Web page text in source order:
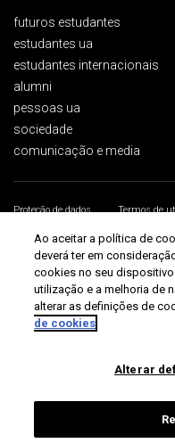
futuros estudantes
estudantes ua
estudantes internacionais
alumni
pessoas ua
sociedade
comunicação e media
Proteção de dados Termos de
Universidade de Aveiro 2026
Ao aceitar a política de
deverá ter em
cookies no seu
utilização e a melhoria de
alterar as definições de
de cookies
Alterar